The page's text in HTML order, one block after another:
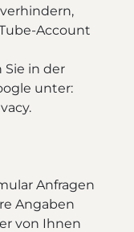
Account
in der
unter:
Anfragen
Angaben
von Ihnen